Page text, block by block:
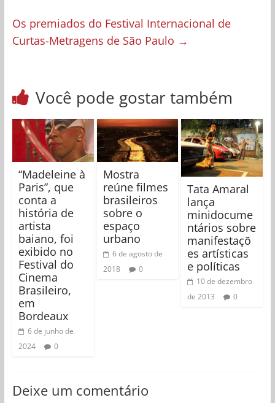
Os premiados do Festival Internacional de
Curtas-Metragens de São Paulo →
Você pode gostar também
“Madeleine à
Paris”, que
conta a
história de
artista
baiano, foi
exibido no
Festival do
Cinema
Brasileiro,
em
Bordeaux
6 de junho de
2024
0
Mostra
reúne filmes
brasileiros
sobre o
espaço
urbano
6 de agosto de
2018
0
Tata Amaral
lança
minidocume
ntários sobre
manifestaçõ
es artísticas
e políticas
10 de dezembro
de 2013
0
Deixe um comentário